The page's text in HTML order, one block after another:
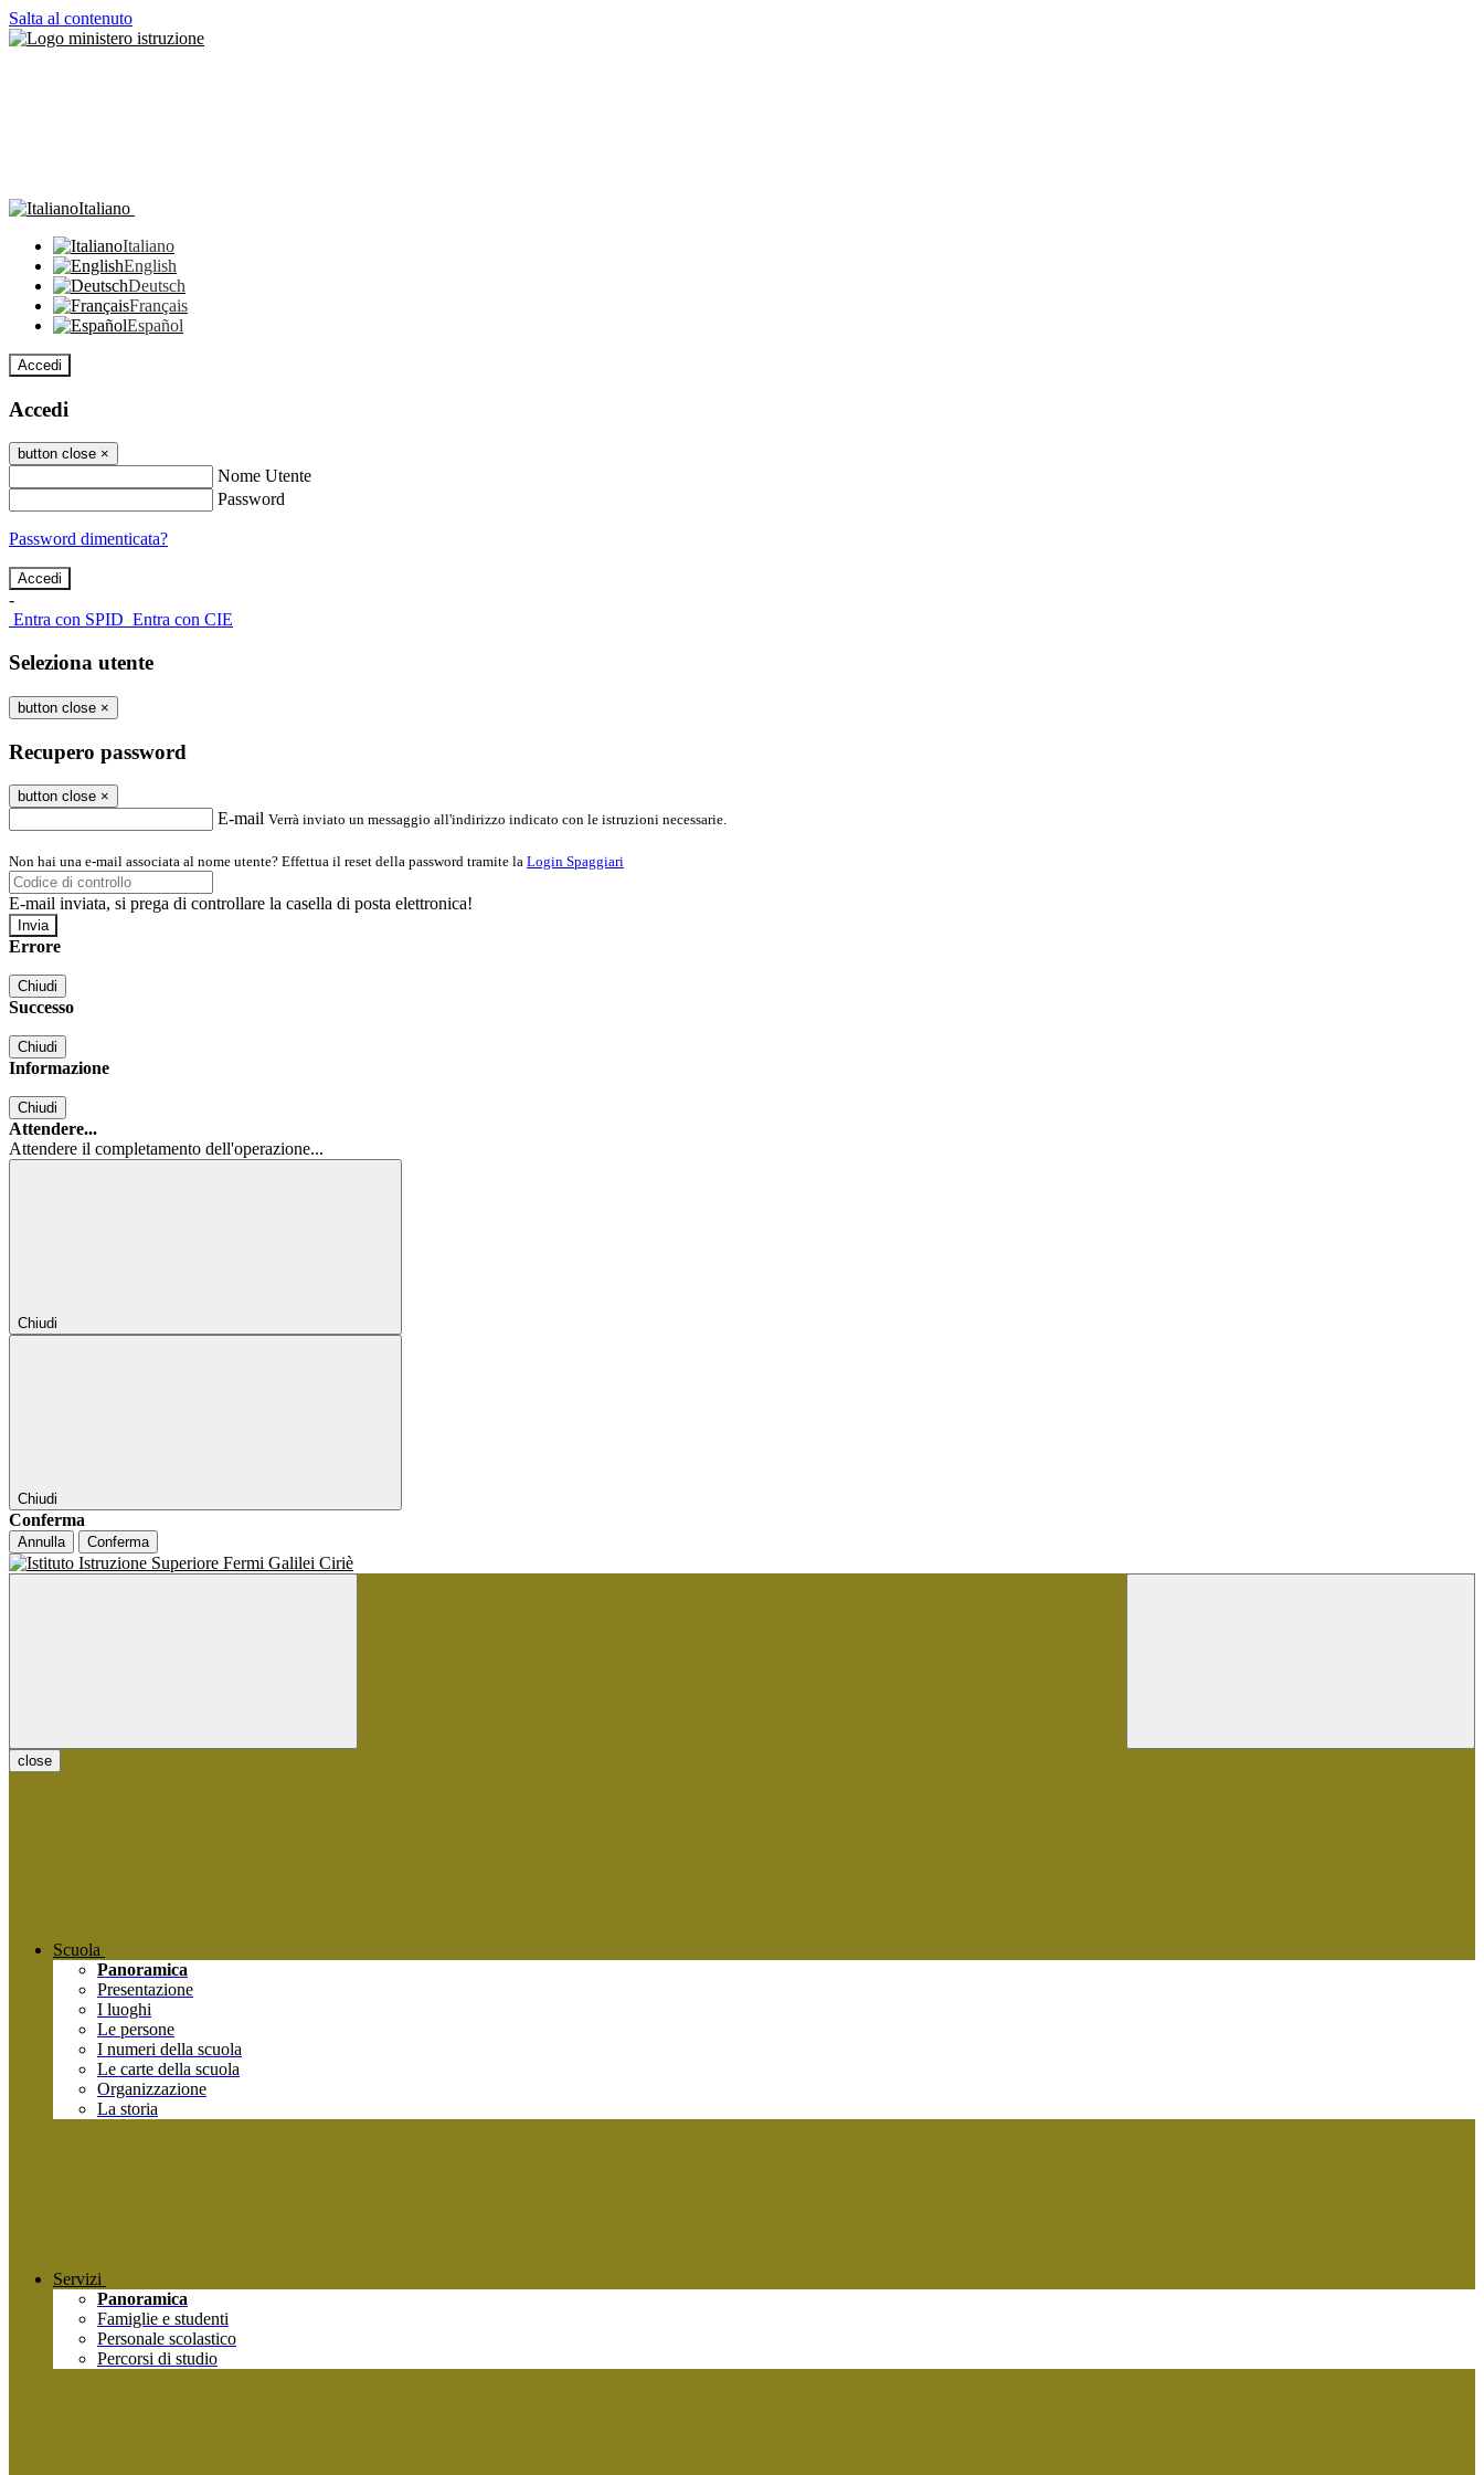
Salta al contenuto
Italiano
Italiano
English
Deutsch
Français
Español
Accedi
Accedi
button close ×
Nome Utente
Password
Password dimenticata?
-
Entra con SPID Entra con CIE
Seleziona utente
button close ×
Recupero password
button close ×
E-mail Verrà inviato un messaggio all'indirizzo indicato con le istruzioni necessarie.
Non hai una e-mail associata al nome utente? Effettua il reset della password tramite la Login Spaggiari
E-mail inviata, si prega di controllare la casella di posta elettronica!
Errore
Chiudi
Successo
Chiudi
Informazione
Chiudi
Attendere...
Attendere il completamento dell'operazione...
Chiudi
Chiudi
Conferma
Annulla Conferma
close
Scuola
Panoramica
Presentazione
I luoghi
Le persone
I numeri della scuola
Le carte della scuola
Organizzazione
La storia
Servizi
Panoramica
Famiglie e studenti
Personale scolastico
Percorsi di studio